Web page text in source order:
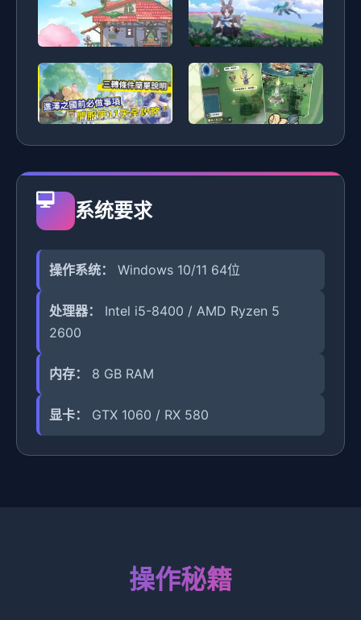
系统要求
操作系统： Windows 10/11 64位
处理器：
Intel i5-8400 / AMD Ryzen 5
2600
内存： 8 GB RAM
显卡： GTX 1060 / RX 580
操作秘籍